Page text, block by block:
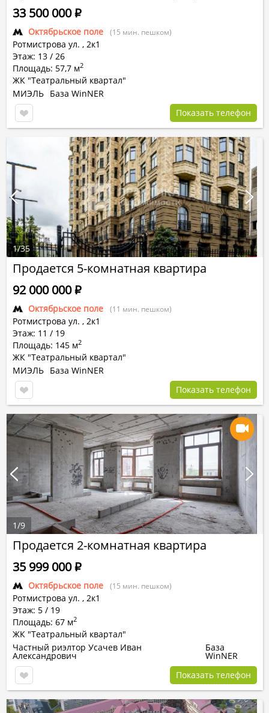
Октябрьское поле (15 мин. пешком)
Ротмистрова ул. , 2к1
Этаж: 13 / 26
Площадь: 57,7 м2
ЖК "Театральный квартал"
33 500 000Р
МИЭЛЬ База WinNER
Показать телефон
Продается 5-комнатная квартира
Октябрьское поле (11 мин. пешком)
Ротмистрова ул. , 2к1
Этаж: 11 / 19
Площадь: 145 м2
ЖК "Театральный квартал"
92 000 000Р
МИЭЛЬ База WinNER
Показать телефон
1/35
Продается 2-комнатная квартира
Октябрьское поле (15 мин. пешком)
Ротмистрова ул. , 2к1
Этаж: 5 / 19
Площадь: 67 м2
ЖК "Театральный квартал"
35 999 000Р
Частный риэлтор Усачев Иван
Александрович
База
WinNER
Показать телефон
1/9